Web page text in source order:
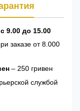
9.00 до 15.00
заказе от 8.000
– 250 гривен
службой